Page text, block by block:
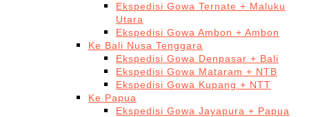
Ekspedisi Gowa Ternate + Maluku
Utara
Ekspedisi Gowa Ambon + Ambon
Ke Bali Nusa Tenggara
Ekspedisi Gowa Denpasar + Bali
Ekspedisi Gowa Mataram + NTB
Ekspedisi Gowa Kupang + NTT
Ke Papua
Ekspedisi Gowa Jayapura + Papua